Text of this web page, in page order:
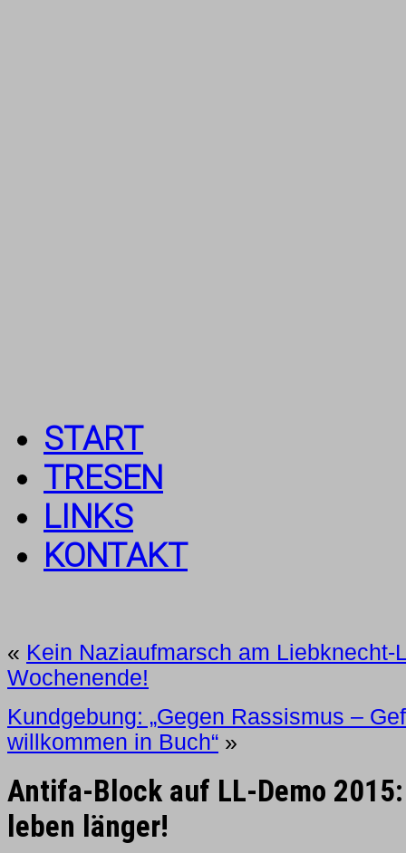
START
TRESEN
LINKS
KONTAKT
« Kein Naziaufmarsch am Liebknecht-
Wochenende!
Kundgebung: „Gegen Rassismus –
willkommen in Buch“ »
Antifa-Block auf LL-Demo
leben länger!